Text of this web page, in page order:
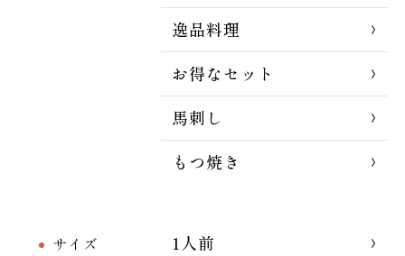
逸品料理
お得なセット
馬刺し
もつ焼き
サイズ
1人前